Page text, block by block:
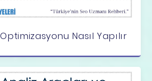
Nasıl Yapılır